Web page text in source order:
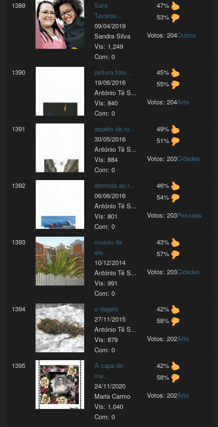
1389
Sara
Tavares...
09/04/2019
Sandra Silva
Vis: 1,249
Com: 0
47%
53%
Votos: 204Outros
1390
pintura foto...
19/06/2016
António Tê S...
Vis: 840
Com: 0
45%
55%
Votos: 204Arte
1391
aspeto da ru...
30/05/2016
António Tê S...
Vis: 884
Com: 0
49%
51%
Votos: 203Cidades
1392
dormida ao r...
06/06/2016
António Tê S...
Vis: 801
Com: 0
46%
54%
Votos: 203Pessoas
1393
museu da
ele...
10/12/2014
António Tê S...
Vis: 991
Com: 0
43%
57%
Votos: 203Cidades
1394
o degelo
27/11/2015
António Tê S...
Vis: 879
Com: 0
42%
58%
Votos: 202Arte
1395
A capa do
me...
24/11/2020
Maria Carmo
Vis: 1,040
Com: 0
42%
58%
Votos: 202Arte